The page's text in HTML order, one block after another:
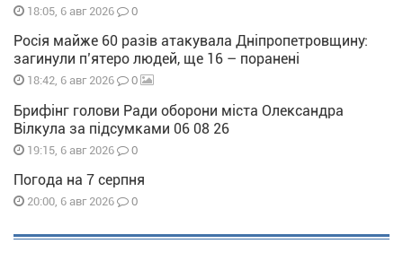
18:05, 6 авг 2026 0
Росія майже 60 разів атакувала Дніпропетровщину:
загинули п’ятеро людей, ще 16 – поранені
18:42, 6 авг 2026 0
Брифінг голови Ради оборони міста Олександра
Вілкула за підсумками 06 08 26
19:15, 6 авг 2026 0
Погода на 7 серпня
20:00, 6 авг 2026 0